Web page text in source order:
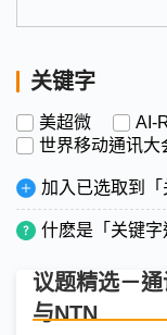
关键字
美超微 AI-
世界移动通讯大
加入已选取到「
什麽是「关键字
议题精选－
与NTN